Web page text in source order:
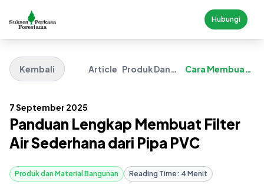
Hubungi
Kembali Article Produk Dan
Cara Membuat
7 September 2025
Panduan Lengkap Membuat Filter
Air Sederhana dari Pipa PVC
Produk dan Material Bangunan Reading Time: 4 Menit